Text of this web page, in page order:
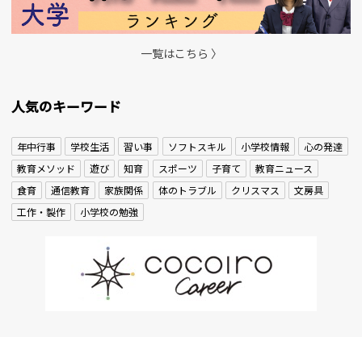
一覧はこちら 〉
人気のキーワード
年中行事 学校生活 習い事 ソフトスキル 小学校情報
心の発達
教育メソッド
遊び 知育 スポーツ 子育て
教育ニュース
食育
通信教育 家族関係 体のトラブル クリスマス
文房具
工作・製作
小学校の勉強